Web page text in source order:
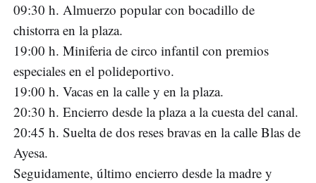
09:30 h. Almuerzo popular con bocadillo de
chistorra en la plaza.
19:00 h. Miniferia de circo infantil con premios
especiales en el polideportivo.
19:00 h. Vacas en la calle y en la plaza.
20:30 h. Encierro desde la plaza a la cuesta del canal.
20:45 h. Suelta de dos reses bravas en la calle Blas de
Ayesa.
Seguidamente, último encierro desde la madre y